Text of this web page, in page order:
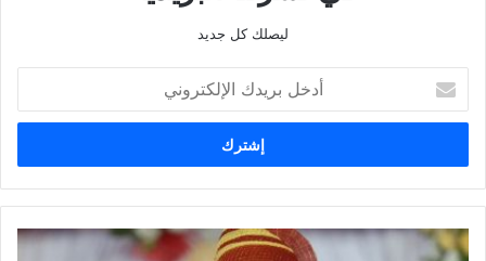
ليصلك كل جديد
بريدك
الإلكتروني
تحولات